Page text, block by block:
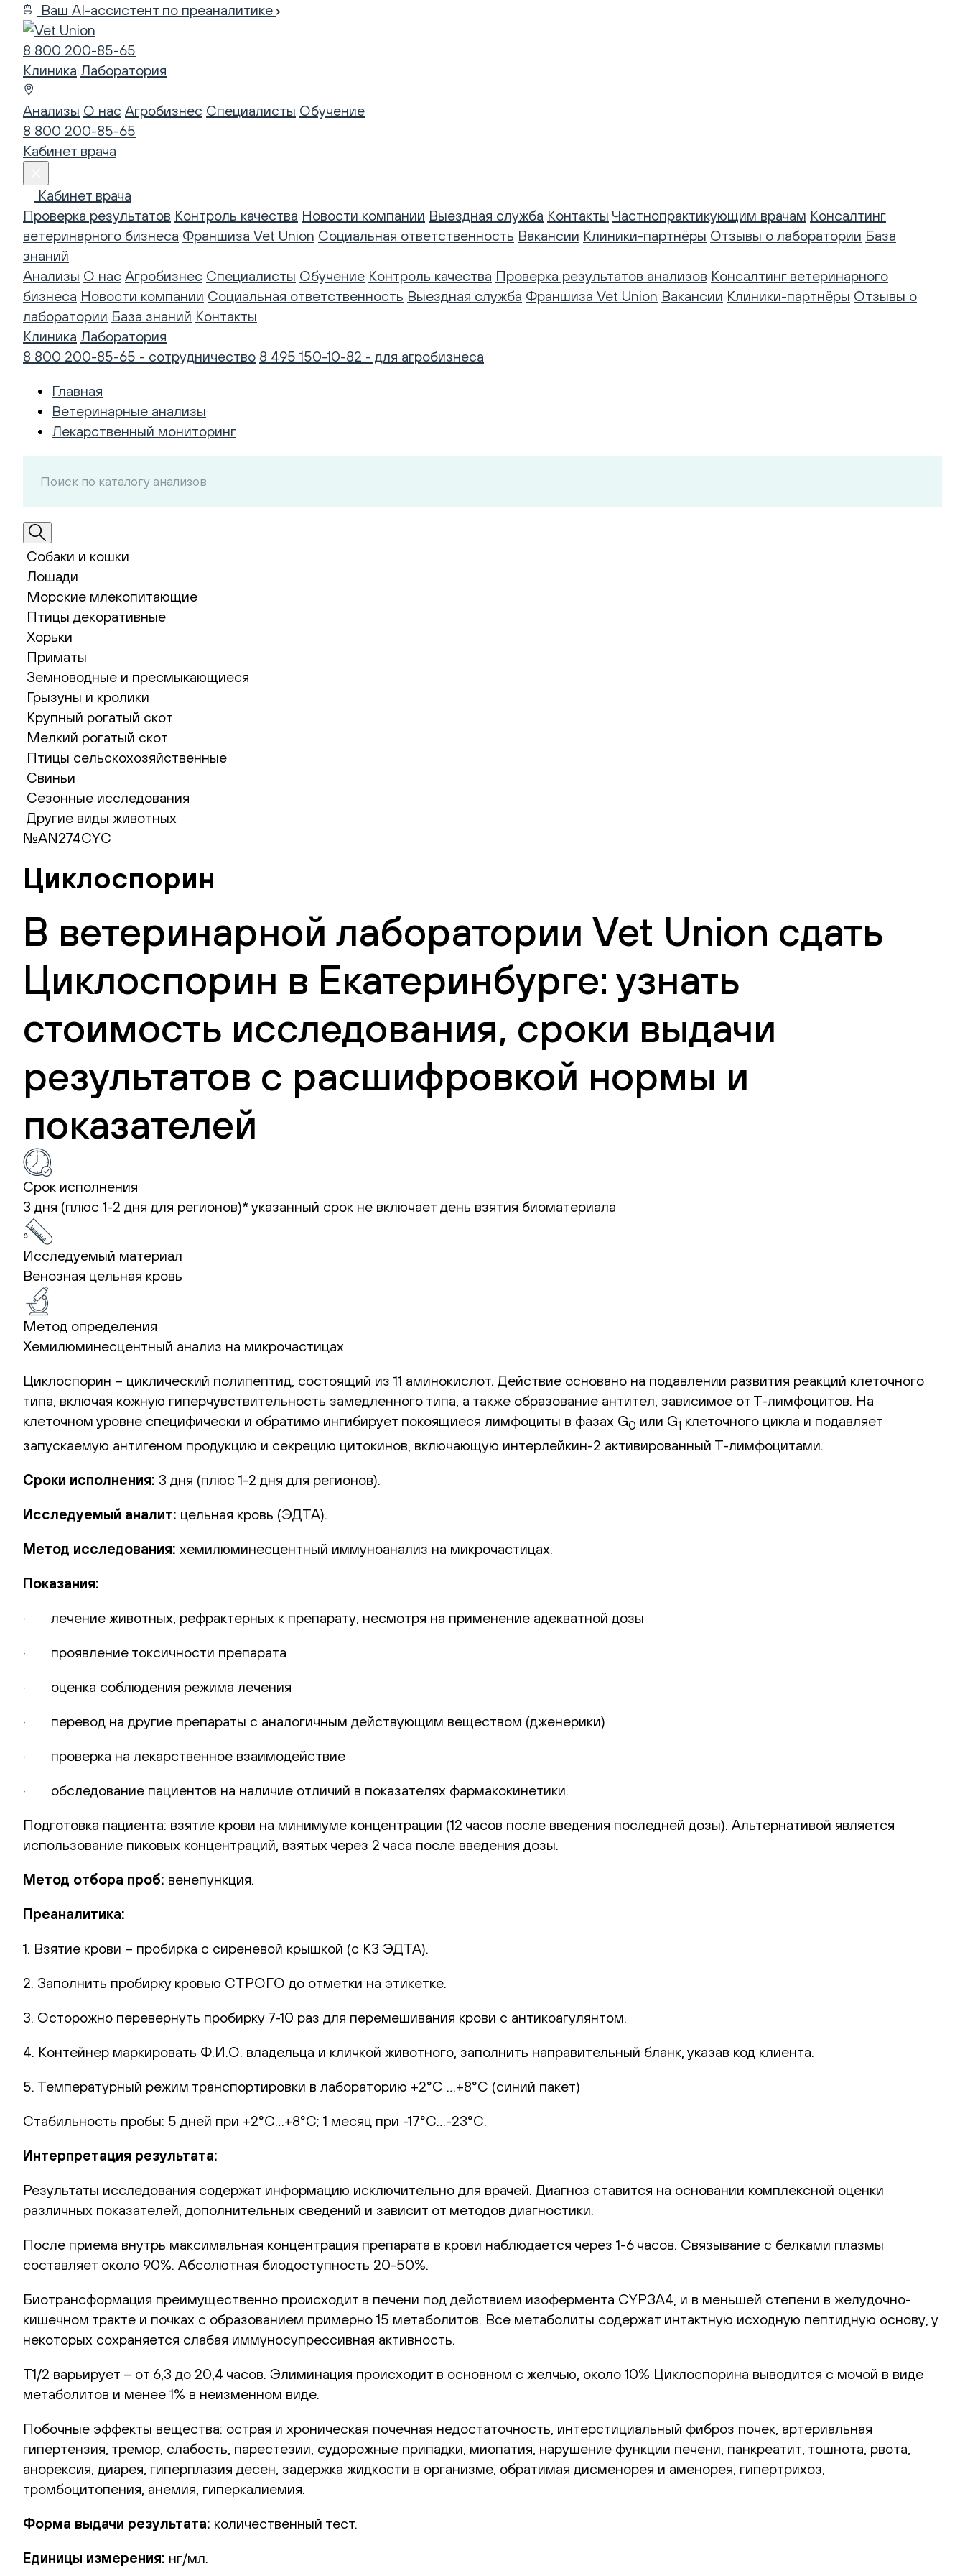
Ваш AI-ассистент по преаналитике
8 800 200-85-65
Клиника Лаборатория
Анализы О нас Агробизнес Специалисты Обучение
8 800 200-85-65
Кабинет врача
Кабинет врача
Проверка результатов Контроль качества Новости компании Выездная служба Контакты Частнопрактикующим врачам Консалтинг
ветеринарного бизнеса Франшиза Vet Union Социальная ответственность Вакансии Клиники-партнёры Отзывы о лаборатории База
знаний
Анализы О нас Агробизнес Специалисты Обучение Контроль качества Проверка результатов анализов Консалтинг ветеринарного
бизнеса Новости компании Социальная ответственность Выездная служба Франшиза Vet Union Вакансии Клиники-партнёры Отзывы о
лаборатории База знаний Контакты
Клиника Лаборатория
8 800 200-85-65 - сотрудничество 8 495 150-10-82 - для агробизнеса
Главная
Ветеринарные анализы
Лекарственный мониторинг
Собаки и кошки
Лошади
Морские млекопитающие
Птицы декоративные
Хорьки
Приматы
Земноводные и пресмыкающиеся
Грызуны и кролики
Крупный рогатый скот
Мелкий рогатый скот
Птицы сельскохозяйственные
Свиньи
Сезонные исследования
Другие виды животных
№AN274CYC
Циклоспорин
В ветеринарной лаборатории Vet Union сдать
Циклоспорин в Екатеринбурге: узнать
стоимость исследования, сроки выдачи
результатов с расшифровкой нормы и
показателей
Срок исполнения
3 дня (плюс 1-2 дня для регионов)*указанный срок не включает день взятия биоматериала
Исследуемый материал
Венозная цельная кровь
Метод определения
Хемилюминесцентный анализ на микрочастицах
Циклоспорин – циклический полипептид, состоящий из 11 аминокислот. Действие основано на подавлении развития реакций клеточного
типа, включая кожную гиперчувствительность замедленного типа, а также образование антител, зависимое от Т-лимфоцитов. На
клеточном уровне специфически и обратимо ингибирует покоящиеся лимфоциты в фазах G0 или G1 клеточного цикла и подавляет
запускаемую антигеном продукцию и секрецию цитокинов, включающую интерлейкин-2 активированный Т-лимфоцитами.
Сроки исполнения: 3 дня (плюс 1-2 дня для регионов).
Исследуемый аналит: цельная кровь (ЭДТА).
Метод исследования: хемилюминесцентный иммуноанализ на микрочастицах.
Показания:
· лечение животных, рефрактерных к препарату, несмотря на применение адекватной дозы
· проявление токсичности препарата
· оценка соблюдения режима лечения
· перевод на другие препараты с аналогичным действующим веществом (дженерики)
· проверка на лекарственное взаимодействие
· обследование пациентов на наличие отличий в показателях фармакокинетики.
Подготовка пациента: взятие крови на минимуме концентрации (12 часов после введения последней дозы). Альтернативой является
использование пиковых концентраций, взятых через 2 часа после введения дозы.
Метод отбора проб: венепункция.
Преаналитика:
1. Взятие крови – пробирка с сиреневой крышкой (с К3 ЭДТА).
2. Заполнить пробирку кровью СТРОГО до отметки на этикетке.
3. Осторожно перевернуть пробирку 7-10 раз для перемешивания крови с антикоагулянтом.
4. Контейнер маркировать Ф.И.О. владельца и кличкой животного, заполнить направительный бланк, указав код клиента.
5. Температурный режим транспортировки в лабораторию +2°С …+8°С (синий пакет)
Стабильность пробы: 5 дней при +2°С…+8°С; 1 месяц при -17°С…-23°С.
Интерпретация результата:
Результаты исследования содержат информацию исключительно для врачей. Диагноз ставится на основании комплексной оценки
различных показателей, дополнительных сведений и зависит от методов диагностики.
После приема внутрь максимальная концентрация препарата в крови наблюдается через 1-6 часов. Связывание с белками плазмы
составляет около 90%. Абсолютная биодоступность 20-50%.
Биотрансформация преимущественно происходит в печени под действием изофермента CYPЗА4, и в меньшей степени в желудочно-
кишечном тракте и почках с образованием примерно 15 метаболитов. Все метаболиты содержат интактную исходную пептидную основу, у
некоторых сохраняется слабая иммуносупрессивная активность.
T1/2 варьирует – от 6,3 до 20,4 часов. Элиминация происходит в основном с желчью, около 10% Циклоспорина выводится с мочой в виде
метаболитов и менее 1% в неизменном виде.
Побочные эффекты вещества: острая и хроническая почечная недостаточность, интерстициальный фиброз почек, артериальная
гипертензия, тремор, слабость, парестезии, судорожные припадки, миопатия, нарушение функции печени, панкреатит, тошнота, рвота,
анорексия, диарея, гиперплазия десен, задержка жидкости в организме, обратимая дисменорея и аменорея, гипертрихоз,
тромбоцитопения, анемия, гиперкалиемия.
Форма выдачи результата: количественный тест.
Единицы измерения: нг/мл.